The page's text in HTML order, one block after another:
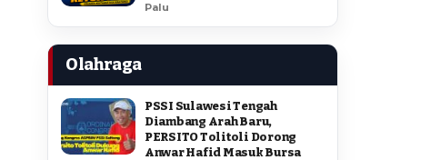
Palu
Olahraga
PSSI Sulawesi Tengah
Diambang Arah Baru,
PERSITO Tolitoli Dorong
Anwar Hafid Masuk Bursa